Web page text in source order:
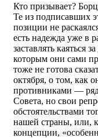
Кто призывает?
Те из подписавших
позиции не
есть надежда уже в
заставлять каяться
которым они сами
тоже не готова
октября, о том, как
противниками —
Совета, но свои
обстоятельствами
нашей страны, или,
концепции,